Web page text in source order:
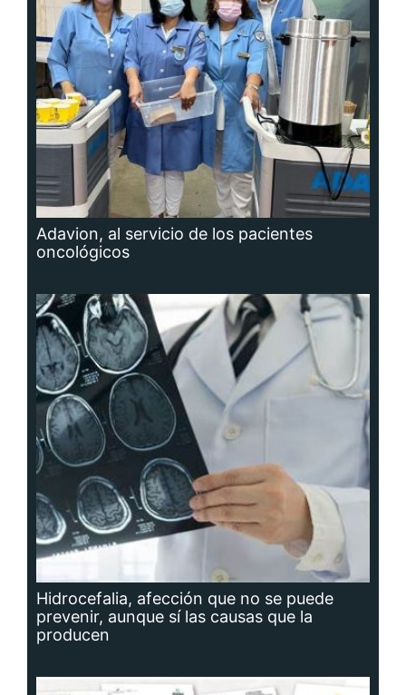
Adavion, al servicio de los pacientes
oncológicos
Hidrocefalia, afección que no se puede
prevenir, aunque sí las causas que la
producen